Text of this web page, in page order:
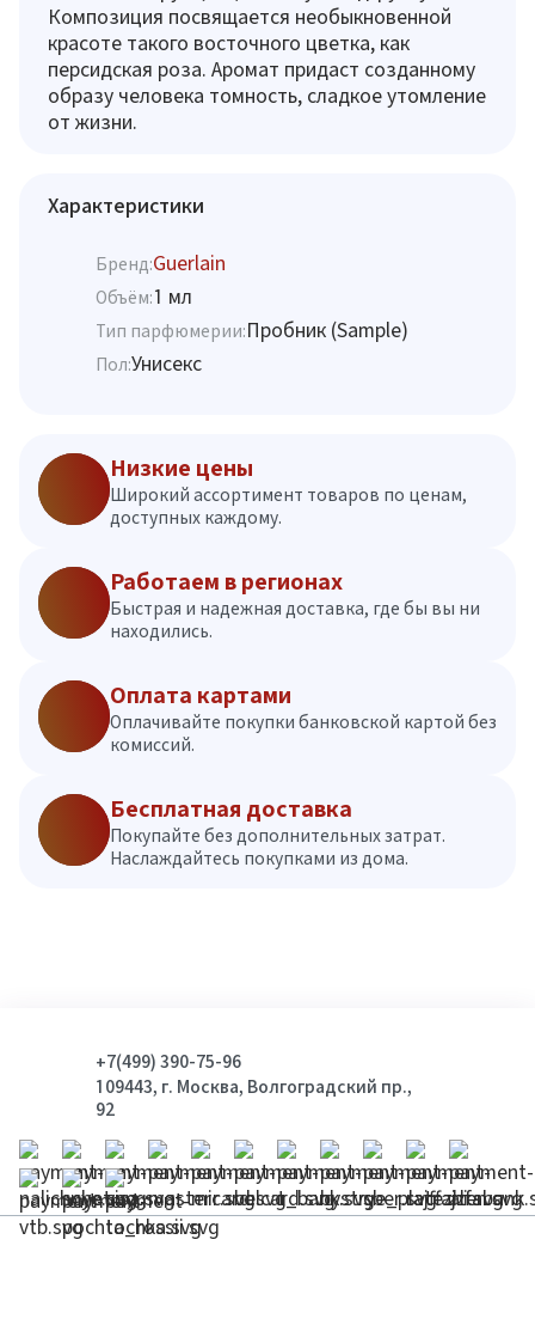
Композиция посвящается необыкновенной
красоте такого восточного цветка, как
персидская роза. Аромат придаст созданному
образу человека томность, сладкое утомление
от жизни.
Характеристики
Бренд:Guerlain
Объём:1 мл
Тип парфюмерии:Пробник (Sample)
Пол:Унисекс
Низкие цены
Широкий ассортимент товаров по ценам,
доступных каждому.
Работаем в регионах
Быстрая и надежная доставка, где бы вы ни
находились.
Оплата картами
Оплачивайте покупки банковской картой без
комиссий.
Бесплатная доставка
Покупайте без дополнительных затрат.
Наслаждайтесь покупками из дома.
+7(499) 390-75-96
109443, г. Москва, Волгоградский пр.,
92